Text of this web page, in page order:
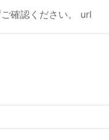
確認ください。 url